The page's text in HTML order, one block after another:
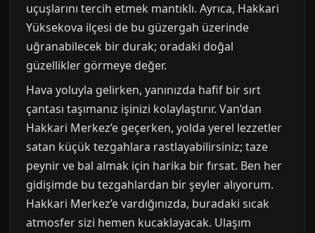
uçuşlarını tercih etmek mantıklı. Ayrıca, Hakkari
Yüksekova ilçesi de bu güzergah üzerinde
uğranabilecek bir durak; oradaki doğal
güzellikler görmeye değer.
Hava yoluyla gelirken, yanınızda hafif bir sırt
çantası taşımanız işinizi kolaylaştırır. Van’dan
Hakkari Merkez’e geçerken, yolda yerel lezzetler
satan küçük tezgahlara rastlayabilirsiniz; taze
peynir ve bal almak için harika bir fırsat. Ben her
gidişimde bu tezgahlardan bir şeyler alıyorum.
Hakkari Merkez’e vardığınızda, buradaki sıcak
atmosfer sizi hemen kucaklayacak. Ulaşım